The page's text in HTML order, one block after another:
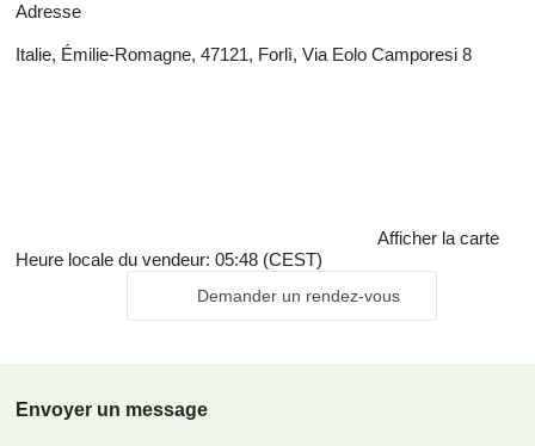
Adresse
Italie, Émilie-Romagne, 47121, Forlì, Via Eolo Camporesi 8
Afficher la carte
Heure locale du vendeur: 05:48 (CEST)
Demander un rendez-vous
Envoyer un message